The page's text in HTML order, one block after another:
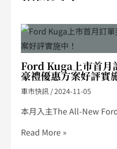
Ford Kuga上市首月
豪禮優惠方案好評實
車市快訊 / 2024-11-05
本月入主The All-New
Read More »